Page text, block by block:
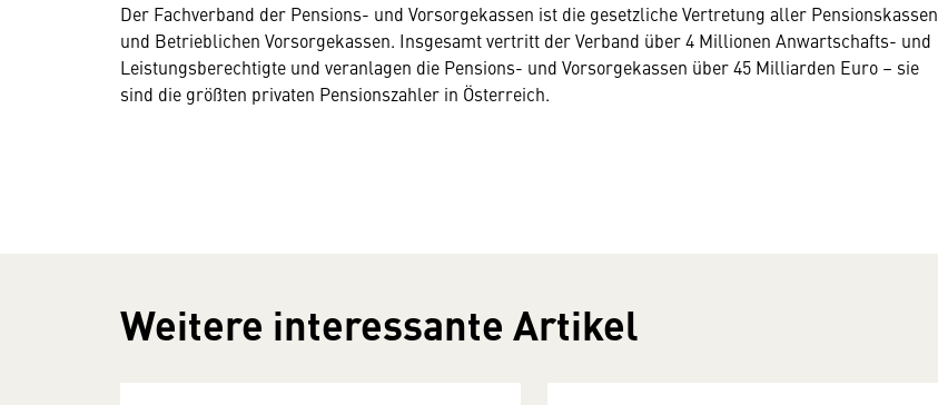
Der Fachverband der Pensions- und Vorsorgekassen ist die gesetzliche Vertretung aller Pensionskassen
und Betrieblichen Vorsorgekassen. Insgesamt vertritt der Verband über 4 Millionen Anwartschafts- und
Leistungsberechtigte und veranlagen die Pensions- und Vorsorgekassen über 45 Milliarden Euro – sie
sind die größten privaten Pensionszahler in Österreich.
Weitere interessante Artikel